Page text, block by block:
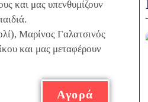
και μας υπενθυμίζουν
Μαρίνος Γαλατσινός
και μας μεταφέρουν
Αγορά